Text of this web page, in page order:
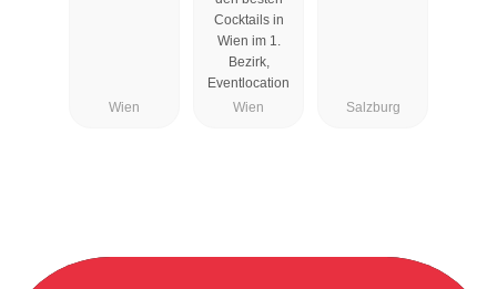
Wien
Cocktails in
Wien im 1.
Bezirk,
Eventlocation
Wien
Salzburg